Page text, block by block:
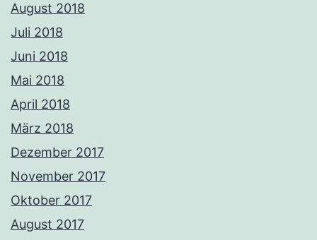
August 2018
Juli 2018
Juni 2018
Mai 2018
April 2018
März 2018
Dezember 2017
November 2017
Oktober 2017
August 2017